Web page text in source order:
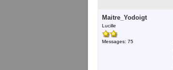
Maitre_Yodoigt
Lucille
Messages: 75